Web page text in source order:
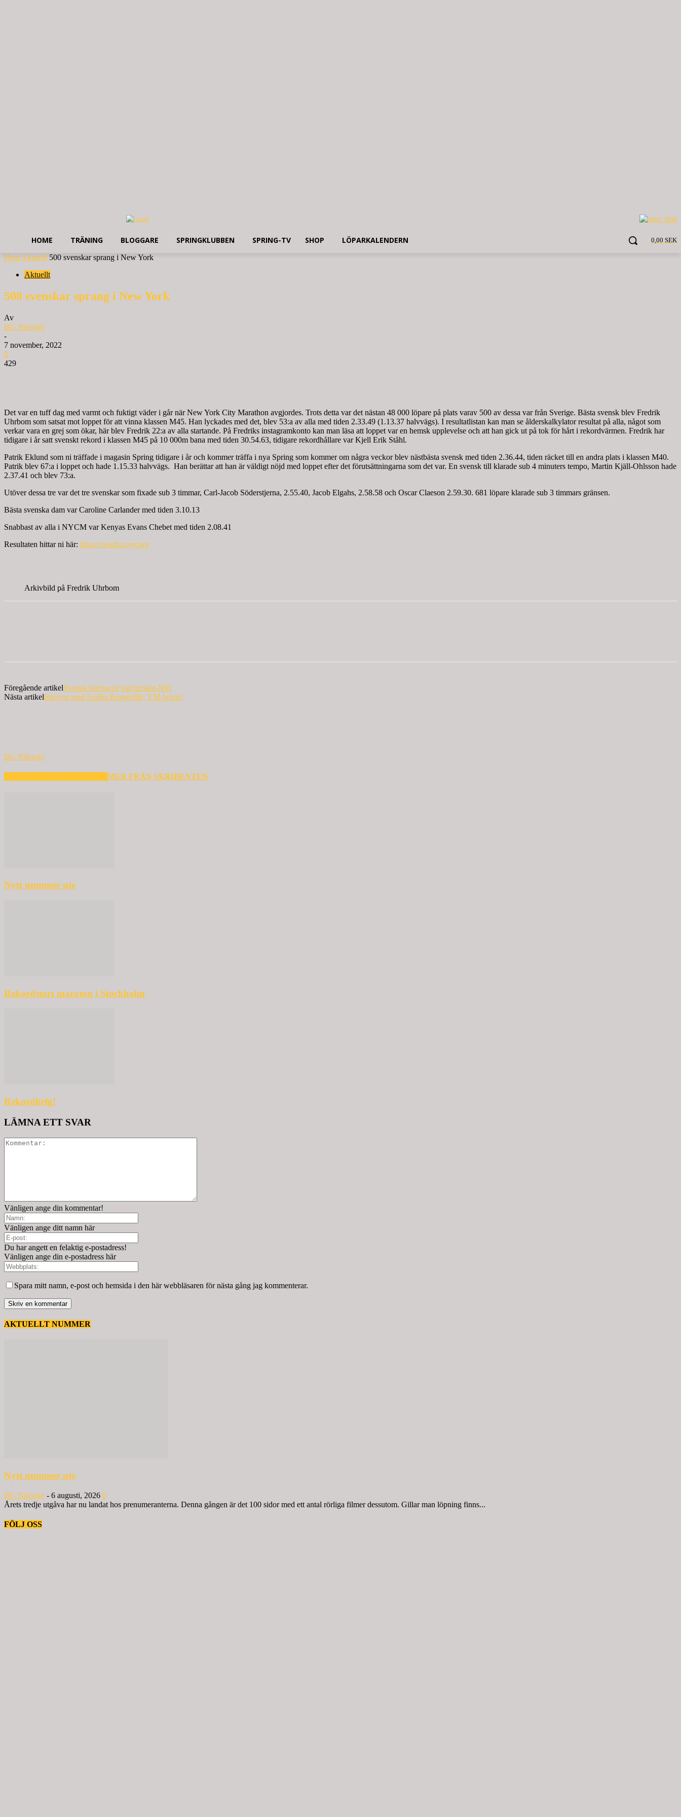
0,00 SEK
HOME TRÄNING BLOGGARE SPRINGKLUBBEN SPRING-TV SHOP LÖPARKALENDERN
Hem Aktuellt 500 svenskar sprang i New York
Aktuellt
500 svenskar sprang i New York
Av
BG Nilensjö
-
7 november, 2022
0
429
Det var en tuff dag med varmt och fuktigt väder i går när New York City Marathon avgjordes. Trots detta var det nästan 48 000 löpare på plats varav 500 av dessa var från Sverige. Bästa svensk blev Fredrik
Uhrbom som satsat mot loppet för att vinna klassen M45. Han lyckades med det, blev 53:a av alla med tiden 2.33.49 (1.13.37 halvvägs). I resultatlistan kan man se ålderskalkylator resultat på alla, något som
verkar vara en grej som ökar, här blev Fredrik 22:a av alla startande. På Fredriks instagramkonto kan man läsa att loppet var en hemsk upplevelse och att han gick ut på tok för hårt i rekordvärmen. Fredrik har
tidigare i år satt svenskt rekord i klassen M45 på 10 000m bana med tiden 30.54.63, tidigare rekordhållare var Kjell Erik Ståhl.
Patrik Eklund som ni träffade i magasin Spring tidigare i år och kommer träffa i nya Spring som kommer om några veckor blev nästbästa svensk med tiden 2.36.44, tiden räcket till en andra plats i klassen M40.
Patrik blev 67:a i loppet och hade 1.15.33 halvvägs. Han berättar att han är väldigt nöjd med loppet efter det förutsättningarna som det var. En svensk till klarade sub 4 minuters tempo, Martin Kjäll-Ohlsson hade
2.37.41 och blev 73:a.
Utöver dessa tre var det tre svenskar som fixade sub 3 timmar, Carl-Jacob Söderstjerna, 2.55.40, Jacob Elgahs, 2.58.58 och Oscar Claeson 2.59.30. 681 löpare klarade sub 3 timmars gränsen.
Bästa svenska dam var Caroline Carlander med tiden 3.10.13
Snabbast av alla i NYCM var Kenyas Evans Chebet med tiden 2.08.41
Resultaten hittar ni här: https://results.nyrr.org
Arkivbild på Fredrik Uhrbom
Föregående artikelSvensk herrsuccé vid terräng-NM
Nästa artikelIntervju med Emilia Brangefält, VM-brons!
BG Nilensjö
MER FRÅN SKRIBENTEN
Nytt nummer ute
Rekordstort maraton i Stockholm
Rekordhelg!
LÄMNA ETT SVAR
Vänligen ange din kommentar!
Vänligen ange ditt namn här
Du har angett en felaktig e-postadress!
Vänligen ange din e-postadress här
Spara mitt namn, e-post och hemsida i den här webbläsaren för nästa gång jag kommenterar.
AKTUELLT NUMMER
Nytt nummer ute
BG Nilensjö - 6 augusti, 2026 0
Årets tredje utgåva har nu landat hos prenumeranterna. Denna gången är det 100 sidor med ett antal rörliga filmer dessutom. Gillar man löpning finns...
FÖLJ OSS